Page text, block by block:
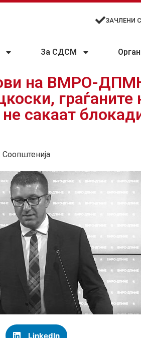
ЗАЧЛЕНИ
За СДСМ
на ВМРО-
граѓаните
сакаат
Соопштенија
LinkedIn